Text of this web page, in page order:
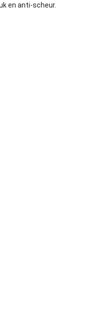
en anti-scheur.